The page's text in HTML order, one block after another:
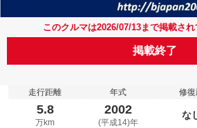
このクルマは2026/07/13まで掲載され
掲載終了
走行距離
5.8
万km
年式
2002
(平成14)年
修
な